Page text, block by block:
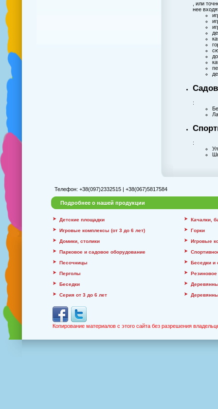
, или
нее
:
:
Телефон: +38(097)2332515 | +38(067)5817584
Подробнее о нашей продукции
Детские площадки
Качалки,
Игровые комплексы (от 3 до 6 лет)
Горки
Домики, столики
Игровые
Парковое и садовое оборудование
Песочницы
Беседки и
Перголы
Беседки
Серия от 3 до 6 лет
Копирование материалов с этого сайта без разрешения